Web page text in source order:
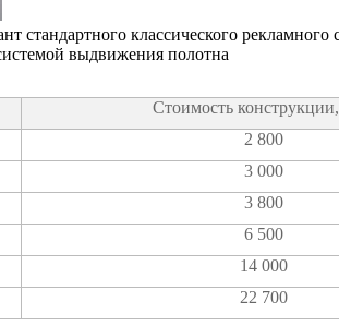
стан­дарт­но­го клас­си­че­ско­го реклам­но­го
выдви­же­ния полотна
Сто­и­мость
2 800
3 000
3 800
6 500
14 000
22 700